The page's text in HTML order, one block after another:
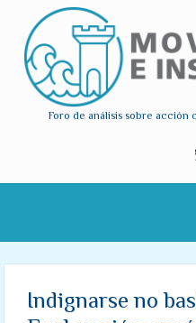
Foro de análisis sobre acción
Indignarse no